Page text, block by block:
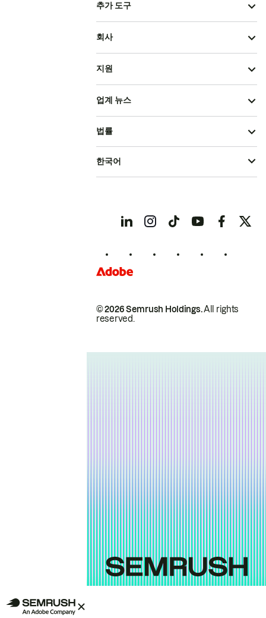
추가 도구
회사
지원
업계 뉴스
© 2026 Semrush Holdings.All rights
reserved.
법률
한국어